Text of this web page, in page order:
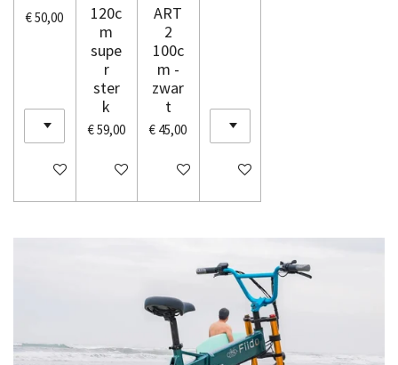
€ 50,00
In winkelwagen
120c
m
supe
r
ster
k
€ 59,00
In winkelwagen
ART
2
100c
m -
zwar
t
€ 45,00
In winkelwagenIn winkelwagen